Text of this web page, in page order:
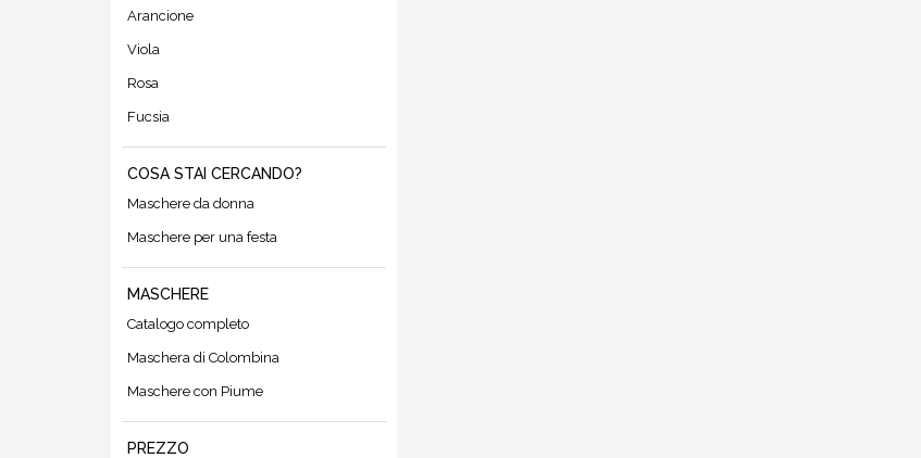
Arancione
Viola
Rosa
Fucsia
COSA STAI CERCANDO?
Maschere da donna
Maschere per una festa
MASCHERE
Catalogo completo
Maschera di Colombina
Maschere con Piume
PREZZO